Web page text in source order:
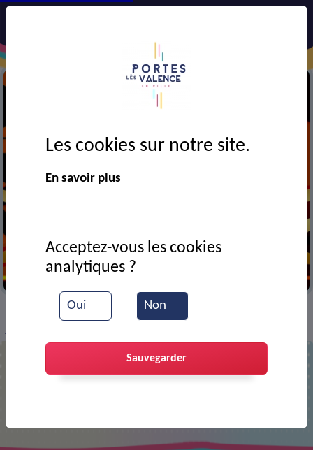
VIE MUNICIPALE > Ressources documentaires
Affiche : Les gardiennes de la planète
Les cookies sur notre site.
En savoir plus
Oui Non
Acceptez-vous les cookies
analytiques ?
Sauvegarder